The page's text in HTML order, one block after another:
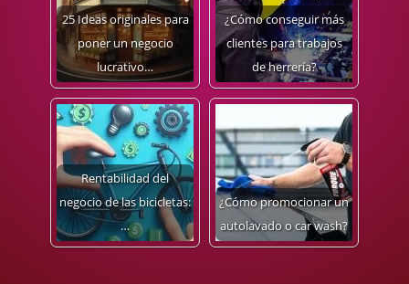
25 Ideas originales para
poner un negocio
lucrativo…
¿Cómo conseguir más
clientes para trabajos
de herrería?
Rentabilidad del
negocio de las bicicletas:
…
¿Cómo promocionar un
autolavado o car wash?